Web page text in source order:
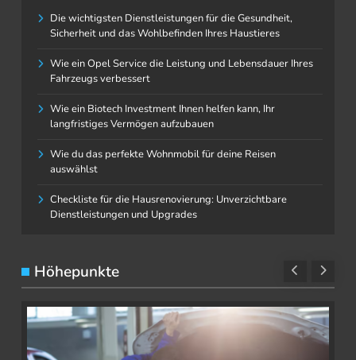
Die wichtigsten Dienstleistungen für die Gesundheit,
Sicherheit und das Wohlbefinden Ihres Haustieres
Wie ein Opel Service die Leistung und Lebensdauer Ihres
Fahrzeugs verbessert
Wie ein Biotech Investment Ihnen helfen kann, Ihr
langfristiges Vermögen aufzubauen
Wie du das perfekte Wohnmobil für deine Reisen
auswählst
Checkliste für die Hausrenovierung: Unverzichtbare
Dienstleistungen und Upgrades
Höhepunkte